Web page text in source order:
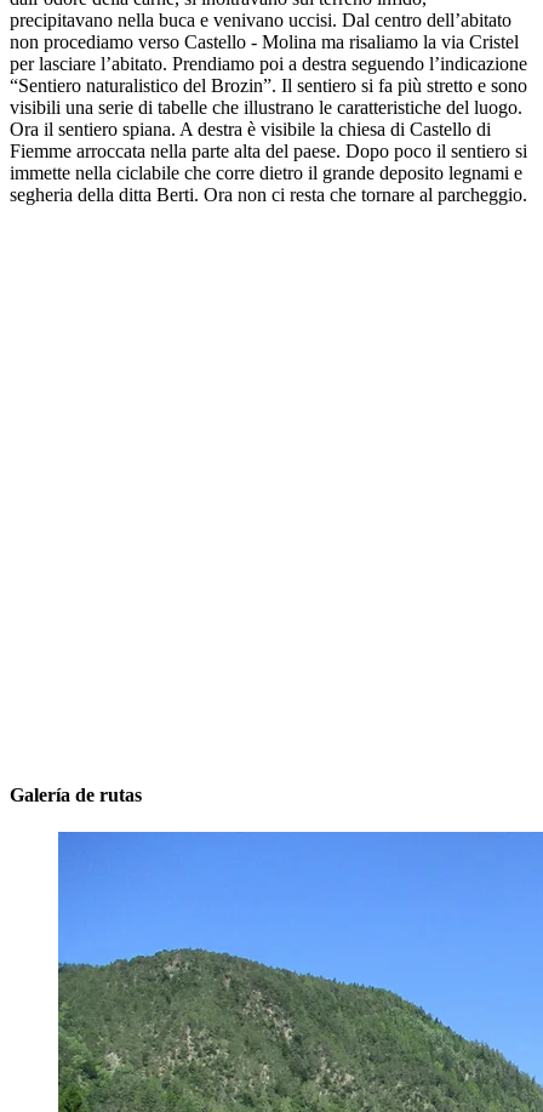
precipitavano nella buca e venivano uccisi. Dal centro dell’abitato
non procediamo verso Castello - Molina ma risaliamo la via Cristel
per lasciare l’abitato. Prendiamo poi a destra seguendo l’indicazione
“Sentiero naturalistico del Brozin”. Il sentiero si fa più stretto e sono
visibili una serie di tabelle che illustrano le caratteristiche del luogo.
Ora il sentiero spiana. A destra è visibile la chiesa di Castello di
Fiemme arroccata nella parte alta del paese. Dopo poco il sentiero si
immette nella ciclabile che corre dietro il grande deposito legnami e
segheria della ditta Berti. Ora non ci resta che tornare al parcheggio.
Galería de rutas